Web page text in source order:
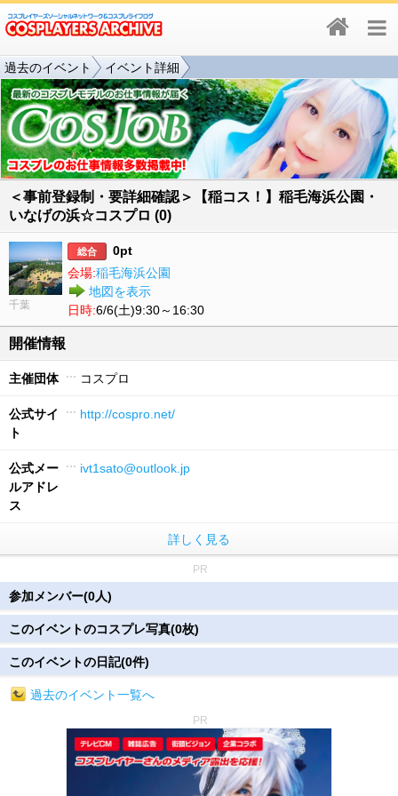
過去のイベント イベント詳細
＜事前登録制・要詳細確認＞【稲コス！】稲毛海浜公園・
いなげの浜☆コスプロ (0)
千葉
総合
0pt
会場:稲毛海浜公園
地図を表示
日時:6/6(土)9:30～16:30
開催情報
主催団体 コスプロ
公式サイ
ト
http://cospro.net/
公式メー
ルアドレ
ス
ivt1sato@outlook.jp
詳しく見る
PR
参加メンバー(0人)
このイベントのコスプレ写真(0枚)
このイベントの日記(0件)
過去のイベント一覧へ
PR